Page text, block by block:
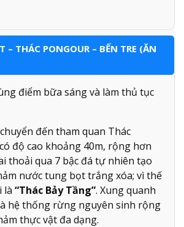
– THÁC PONGOUR – BẾN TRE (ĂN
điểm bữa sáng và làm thủ tục
đến tham quan Thác
độ cao khoảng 40m, rộng hơn
thoải qua 7 bậc đá tự nhiên tạo
nước tung bọt trắng xóa; vì thế
là “Thác Bảy Tầng”. Xung quanh
hệ thống rừng nguyên sinh rộng
thực vật đa dạng.